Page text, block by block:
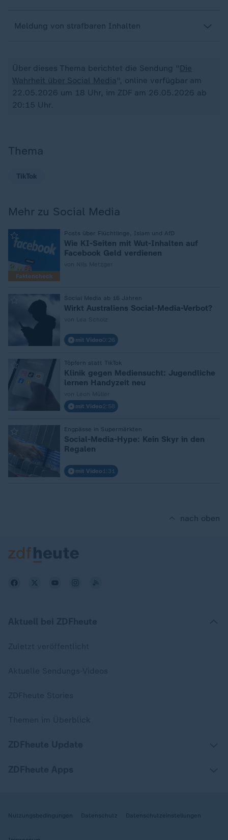
Meldung von strafbaren Inhalten
Über dieses Thema berichtet die Sendung " Die
Wahrheit über Social Media ", online verfügbar am
22.05.2026 um 18 Uhr, im ZDF am 26.05.2026 ab
20:15 Uhr.
Thema
TikTok
Mehr zu Social Media
Faktencheck
Posts über Flüchtlinge, Islam und AfD
Wie KI-Seiten mit Wut-Inhalten auf
Facebook Geld verdienen
Social Media ab 16 Jahren
Wirkt Australiens Social-Media-Verbot?
mit Video0:26
Töpfern statt TikTok
Klinik gegen Mediensucht: Jugendliche
lernen Handyzeit neu
mit Video2:58
Engpässe in Supermärkten
Social-Media-Hype: Kein Skyr in den
Regalen
mit Video 1:31
nach oben
Nutzungsbedingungen Datenschutz Datenschutzeinstellungen